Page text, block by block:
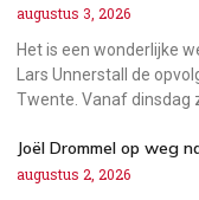
augustus 3, 2026
Het is een wonderlijke
Lars Unnerstall de
Twente. Vanaf dinsdag
Joël Drommel op weg
augustus 2, 2026